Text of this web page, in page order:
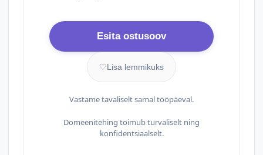
Esita ostusoov
♡Lisa lemmikuks
Vastame tavaliselt samal tööpäeval.
Domeenitehing toimub turvaliselt ning
konfidentsiaalselt.